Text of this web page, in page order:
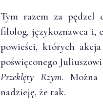
Tym razem za pędzel
filolog, językoznawca i,
powieści, których
poświęconego
Przeklęty Rzym. Można
nadzieję, że tak.